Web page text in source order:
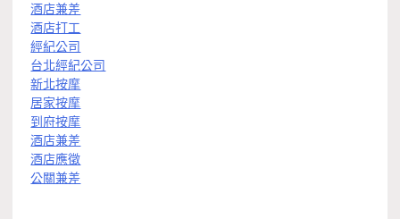
酒店兼差
酒店打工
經紀公司
台北經紀公司
新北按摩
居家按摩
到府按摩
酒店兼差
酒店應徵
公關兼差